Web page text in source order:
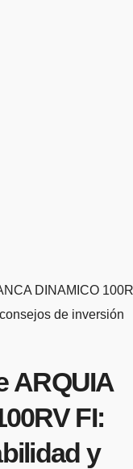
DINAMICO
de inversión
ARQUIA
FI:
y